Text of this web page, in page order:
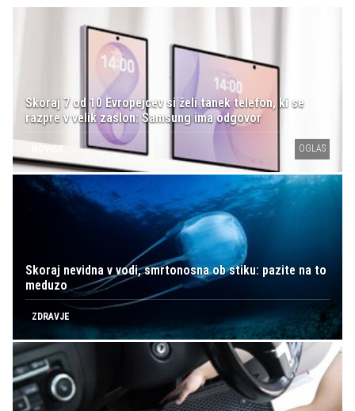
Skoraj 7 od 10 Evropejcev si želi tanek telefon, ki se
razpre v velik zaslon: Samsung ima odgovor
OGLAS
Skoraj nevidna v vodi, smrtonosna ob stiku: pazite na to
meduzo
ZDRAVJE